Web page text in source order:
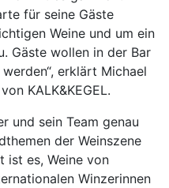
für seine Gäste
Weine und um ein
Gäste wollen in der Bar
erklärt Michael
KALK&KEGEL.
und sein Team genau
der Weinszene
ist es, Weine von
Winzerinnen